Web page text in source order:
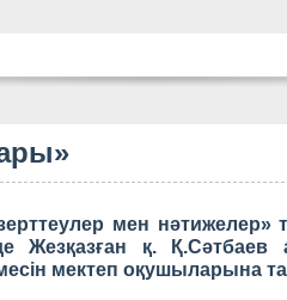
мен
Жезқазған қ. Қ.Сәтбаев
мектеп оқушыларына